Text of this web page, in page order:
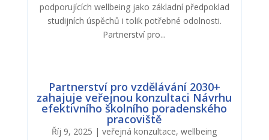
podporujících wellbeing jako základní předpoklad
studijních úspěchů i tolik potřebné odolnosti.
Partnerství pro...
Partnerství pro vzdělávání 2030+
zahajuje veřejnou konzultaci Návrhu
efektivního školního poradenského
pracoviště
Říj 9, 2025 |veřejná konzultace,wellbeing